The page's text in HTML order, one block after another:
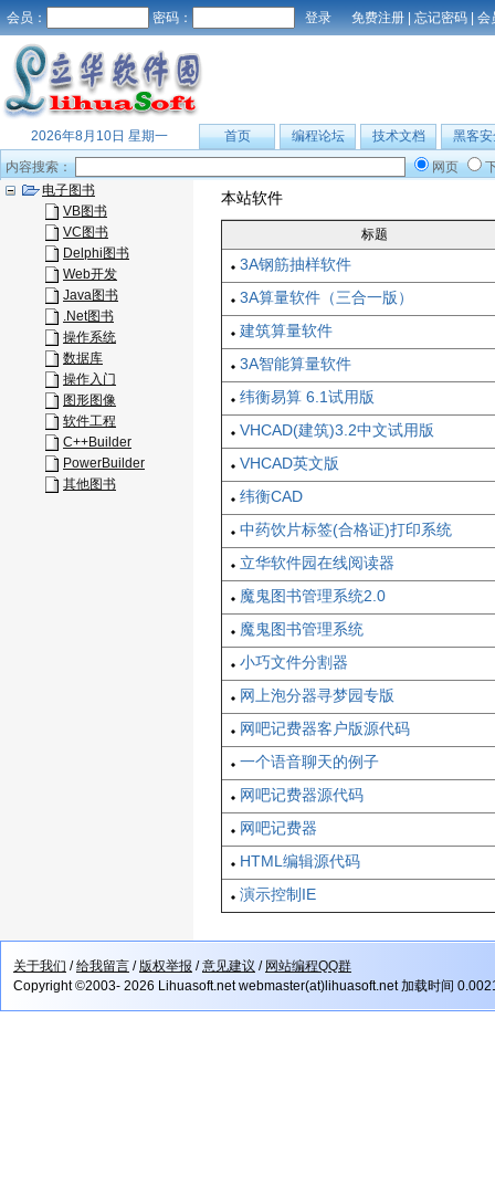
会员： 密码： 免费注册 | 忘记密码 | 会
2026年8月10日 星期一 首页 编程论坛 技术文档
黑客安
内容搜索：
网页
电子图书
VB图书
VC图书
Delphi图书
Web开发
Java图书
.Net图书
操作系统
数据库
操作入门
图形图像
软件工程
C++Builder
PowerBuilder
其他图书
本站软件
标题
3A钢筋抽样软件
3A算量软件（三合一版）
建筑算量软件
3A智能算量软件
纬衡易算 6.1试用版
VHCAD(建筑)3.2中文试用版
VHCAD英文版
纬衡CAD
中药饮片标签(合格证)打印系统
立华软件园在线阅读器
魔鬼图书管理系统2.0
魔鬼图书管理系统
小巧文件分割器
网上泡分器寻梦园专版
网吧记费器客户版源代码
一个语音聊天的例子
网吧记费器源代码
网吧记费器
HTML编辑源代码
演示控制IE
关于我们 /给我留言 /版权举报 /意见建议 / 网站编程QQ群
Copyright ©2003- 2026 Lihuasoft.net webmaster(at)lihuasoft.net 加载时间